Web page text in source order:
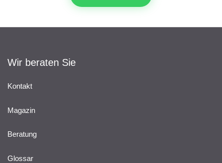
Wir beraten Sie
Kontakt
Magazin
Beratung
Glossar